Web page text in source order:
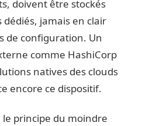
doivent être stockés
dédiés, jamais en clair
de configuration. Un
comme HashiCorp
natives des clouds
encore ce dispositif.
le principe du moindre